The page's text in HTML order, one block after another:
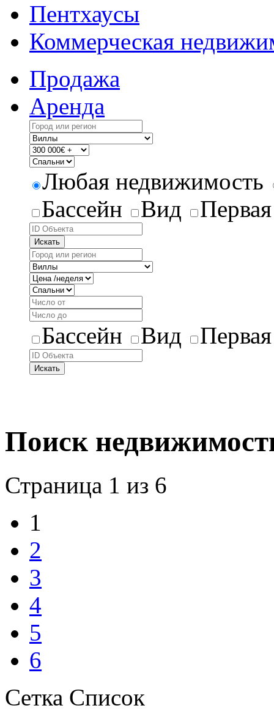
Пентхаусы
Коммерческая
Продажа
Аренда
Любая недвижимость
Бассейн
Вид
Искать
Бассейн Вид
Искать
Поиск
Страница 1 из 6
1
2
3
4
5
6
Сетка Список